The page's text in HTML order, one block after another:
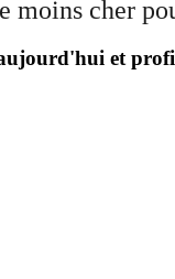
moins cher
et